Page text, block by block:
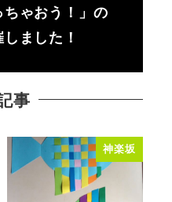
ちゃおう！」の
ました！
事
神楽坂